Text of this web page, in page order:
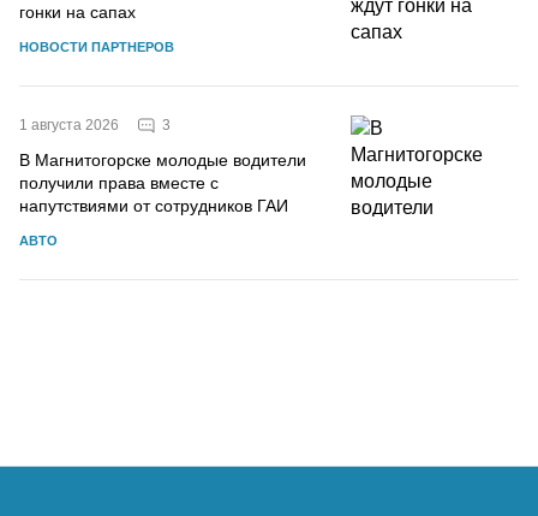
гонки на сапах
НОВОСТИ ПАРТНЕРОВ
1 августа 2026 3
В Магнитогорске молодые водители
получили права вместе с
напутствиями от сотрудников ГАИ
АВТО